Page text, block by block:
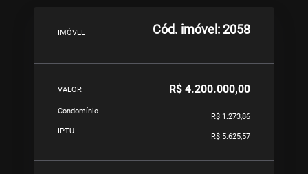
IMÓVEL Cód. imóvel: 2058
VALOR R$ 4.200.000,00
Condomínio
R$ 1.273,86
IPTU
R$ 5.625,57